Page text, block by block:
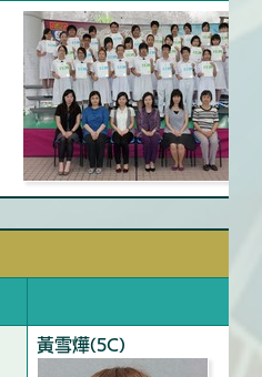
黃雪燁(5C)